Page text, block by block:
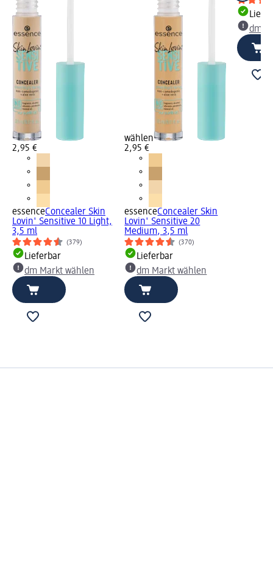
2,95 €
essenceConcealer Skin
Lovin' Sensitive 10 Light,
3,5 ml
(379)
Lieferbar
dm Markt wählen
wählen
2,95 €
essenceConcealer Skin
Lovin' Sensitive 20
Medium, 3,5 ml
(370)
Lieferbar
dm Markt wählen
dm